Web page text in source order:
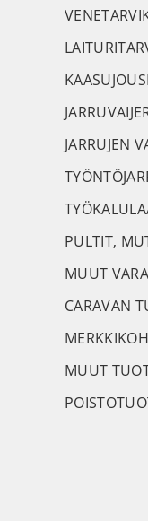
JARRUJEN
PULTIT,
MUUT
CARAVAN
MUUT